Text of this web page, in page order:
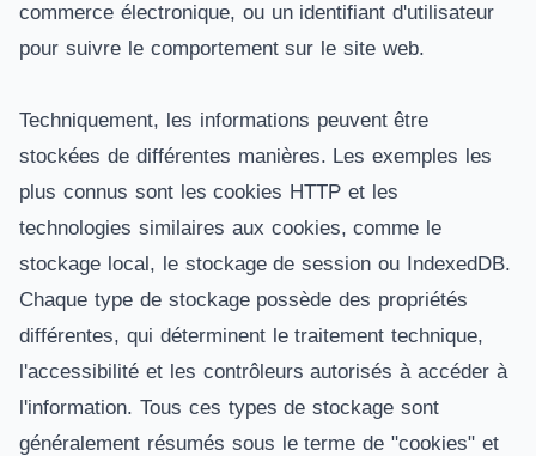
commerce électronique, ou un identifiant d'utilisateur
pour suivre le comportement sur le site web.
Techniquement, les informations peuvent être
stockées de différentes manières. Les exemples les
plus connus sont les cookies HTTP et les
technologies similaires aux cookies, comme le
stockage local, le stockage de session ou IndexedDB.
Chaque type de stockage possède des propriétés
différentes, qui déterminent le traitement technique,
l'accessibilité et les contrôleurs autorisés à accéder à
l'information. Tous ces types de stockage sont
généralement résumés sous le terme de "cookies" et